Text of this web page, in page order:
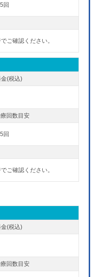
回
ご確認ください。
回
ご確認ください。